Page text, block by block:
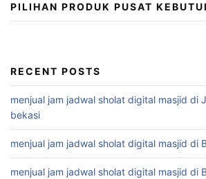
PILIHAN PRODUK PUSAT
RECENT POSTS
menjual jam jadwal sholat digital masjid di
bekasi
menjual jam jadwal sholat digital masjid di
menjual jam jadwal sholat digital masjid di